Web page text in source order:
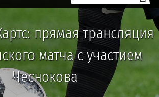
прямая трансляция
матча с участием
Чеснокова